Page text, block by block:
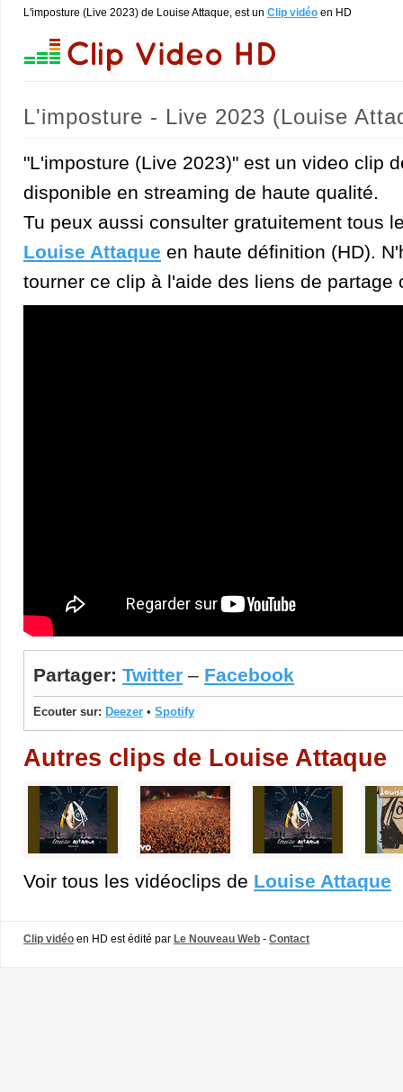
L'imposture (Live 2023) de Louise Attaque, est un Clip vidéo en HD
L'imposture - Live 2023 (Louise
"L'imposture (Live 2023)" est un video clip
disponible en streaming de haute qualité.
Tu peux aussi consulter gratuitement tous
Louise Attaque en haute définition (HD).
tourner ce clip à l'aide des liens de partage
Partager: Twitter – Facebook
Ecouter sur: Deezer • Spotify
Autres clips de Louise Attaque
Voir tous les vidéoclips de Louise Attaque
Clip vidéo en HD est édité par Le Nouveau Web - Contact